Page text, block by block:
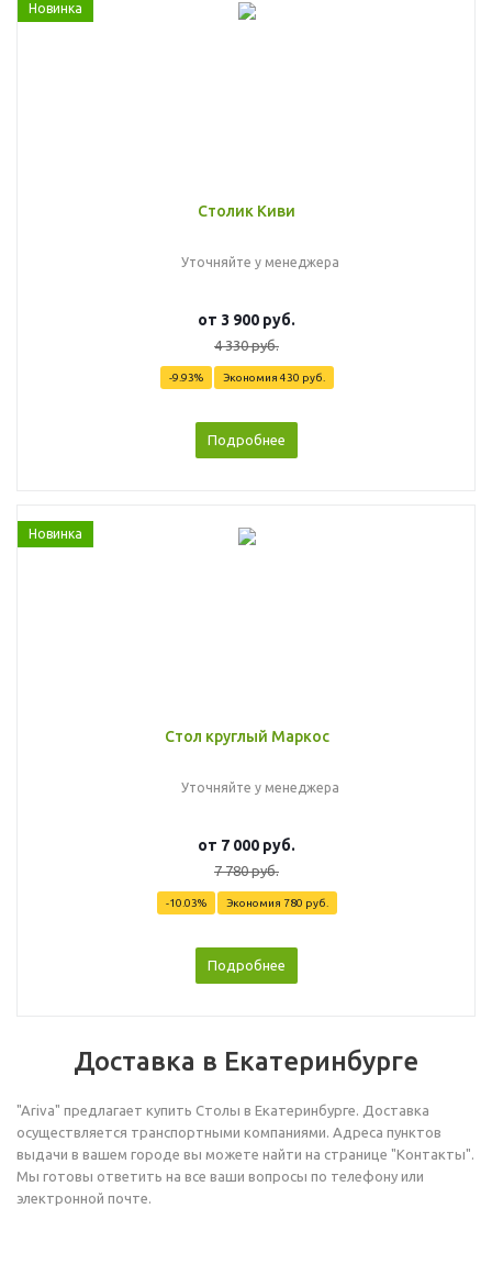
Новинка
Столик Киви
Уточняйте у менеджера
от 3 900 руб.
4 330 руб.
-9.93% Экономия 430 руб.
Подробнее
Новинка
Стол круглый Маркос
Уточняйте у менеджера
от 7 000 руб.
7 780 руб.
-10.03% Экономия 780 руб.
Подробнее
Доставка в Екатеринбурге
"Ariva" предлагает купить Столы в Екатеринбурге. Доставка
осуществляется транспортными компаниями. Адреса пунктов
выдачи в вашем городе вы можете найти на странице "Контакты".
Мы готовы ответить на все ваши вопросы по телефону или
электронной почте.